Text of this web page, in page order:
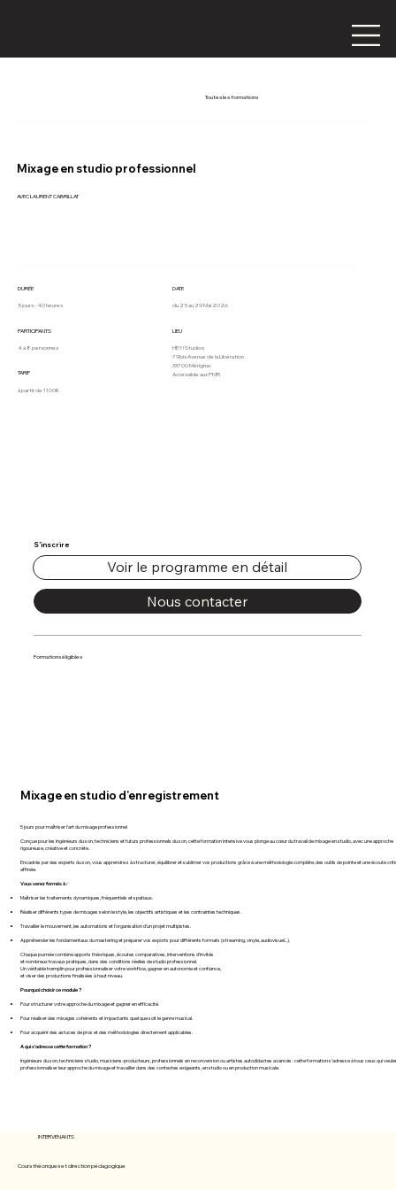
Toutes les formations
Mixage en studio professionnel
AVEC LAURENT CABRILLAT
DURÉE
5 jours - 40 heures
DATE
du 25 au 29 Mai 2026
PARTICIPANTS
4 à 8 personnes
TARIF
à partir de 1100€
LIEU
HEY! Studios
79bis Avenue de la Libération
33700 Mérignac
Accessible aux PMR
Mixage en studio d’enregistrement
5 jours pour maîtriser l’art du mixage professionnel
Conçue pour les ingénieurs du son, techniciens et futurs professionnels du son, cette formation intensive vous plonge au cœur du travail de mixage en studio, avec une approche
rigoureuse, créative et concrète.
Encadrés par des experts du son, vous apprendrez à structurer, équilibrer et sublimer vos productions grâce à une méthodologie complète, des outils de pointe et une écoute
affinée.
Vous serez formés à :
Maîtriser les traitements dynamiques, fréquentiels et spatiaux.
Réaliser différents types de mixages selon le style, les objectifs artistiques et les contraintes techniques.
Travailler le mouvement, les automations et l’organisation d’un projet multipistes.
Appréhender les fondamentaux du mastering et préparer vos exports pour différents formats (streaming, vinyle, audiovisuel...).
Chaque journée combine apports théoriques, écoutes comparatives, interventions d’invités
et nombreux travaux pratiques, dans des conditions réelles de studio professionnel.
Un véritable tremplin pour professionnaliser votre workflow, gagner en autonomie et confiance,
et viser des productions finalisées à haut niveau.
Pourquoi choisir ce module ?
Pour structurer votre approche du mixage et gagner en efficacité.
Pour réaliser des mixages cohérents et impactants quel que soit le genre musical.
Pour acquérir des astuces de pros et des méthodologies directement applicables.
A qui s'adresse cette formation ?
Ingénieurs du son, techniciens studio, musiciens-producteurs, professionnels en reconversion ou artistes autodidactes avancés : cette formation s’adresse à tous ceux qui
professionnaliser leur approche du mixage et travailler dans des contextes exigeants, en studio ou en production musicale.
S’inscrire
Nous contacter
Voir le programme en détail
Formations éligibles
INTERVENANTS
Cours théoriques et direction pédagogique